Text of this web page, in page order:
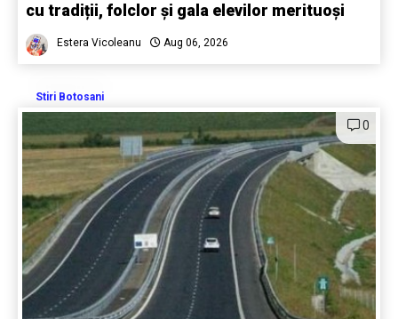
cu tradiții, folclor și gala elevilor merituoși
Estera Vicoleanu Aug 06, 2026
Stiri Botosani
0